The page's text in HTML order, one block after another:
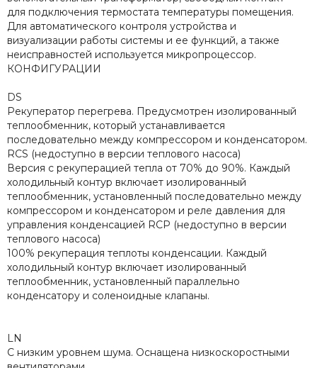
для подключения термостата температуры помещения.
Для автоматического контроля устройства и
визуализации работы системы и ее функций, а также
неисправностей используется микропроцессор.
КОНФИГУРАЦИИ
DS
Рекуператор перегрева. Предусмотрен изолированный
теплообменник, который устанавливается
последовательно между компрессором и конденсатором.
RCS (недоступно в версии теплового насоса)
Версия с рекуперацией тепла от 70% до 90%. Каждый
холодильный контур включает изолированный
теплообменник, установленный последовательно между
компрессором и конденсатором и реле давления для
управления конденсацией RCP (недоступно в версии
теплового насоса)
100% рекуперация теплоты конденсации. Каждый
холодильный контур включает изолированный
теплообменник, установленный параллельно
конденсатору и соленоидные клапаны.
LN
С низким уровнем шума. Оснащена низкоскоростными